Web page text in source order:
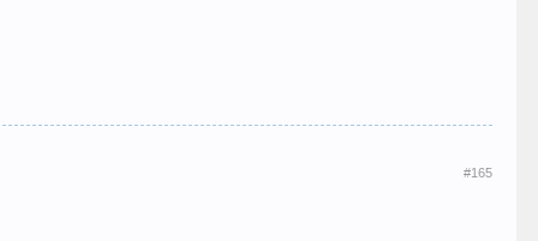
#165